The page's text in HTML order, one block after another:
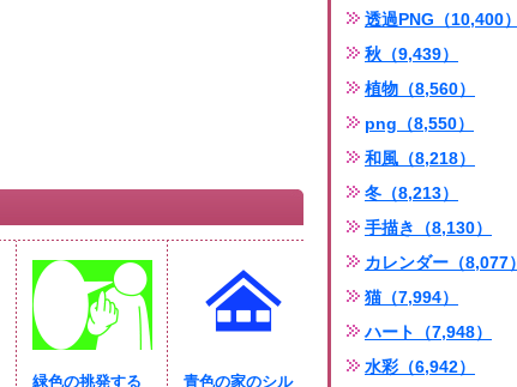
緑色の挑発する
青色の家のシル
透過PNG（10,400）
秋（9,439）
植物（8,560）
png（8,550）
和風（8,218）
冬（8,213）
手描き（8,130）
カレンダー（8,077）
猫（7,994）
ハート（7,948）
水彩（6,942）